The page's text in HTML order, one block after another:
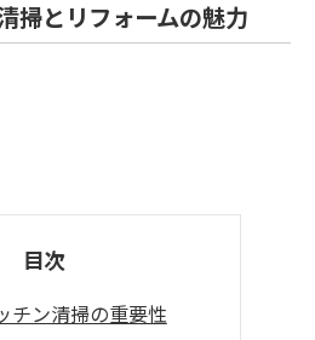
掃とリフォームの魅力
目次
チン清掃の重要性